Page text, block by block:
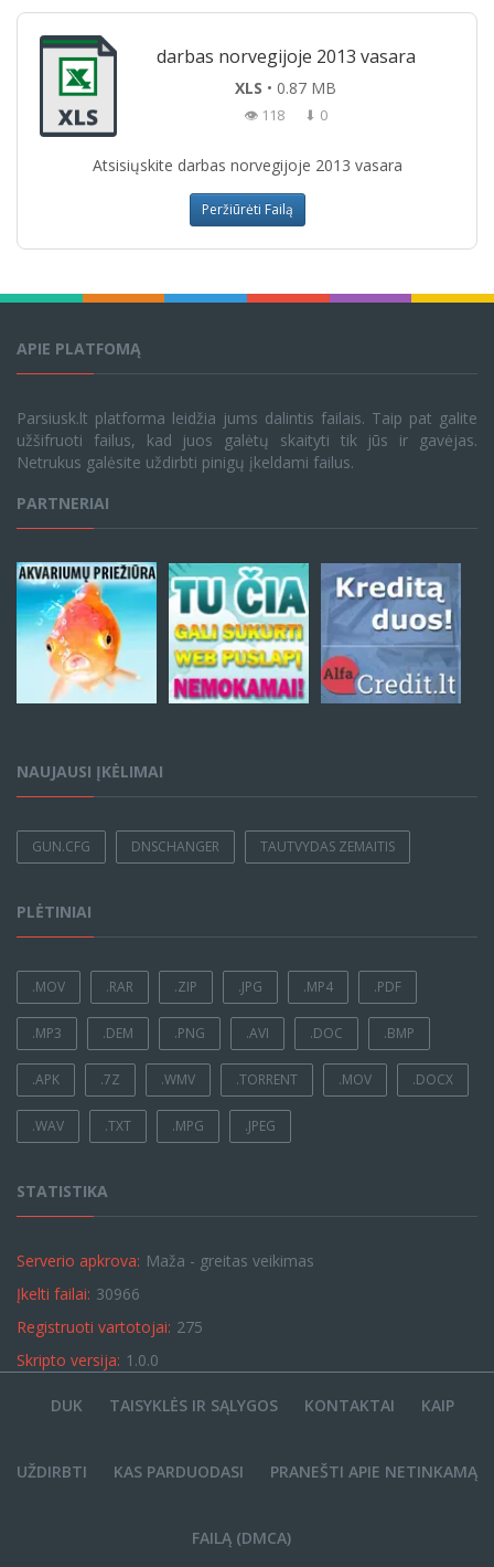
darbas norvegijoje 2013 vasara
XLS • 0.87 MB
👁 118 ⬇ 0
Atsisiųskite darbas norvegijoje 2013 vasara
Peržiūrėti Failą
APIE PLATFOMĄ
Parsiusk.lt platforma leidžia jums dalintis failais. Taip pat galite
užšifruoti failus, kad juos galėtų skaityti tik jūs ir gavėjas.
Netrukus galėsite uždirbti pinigų įkeldami failus.
PARTNERIAI
NAUJAUSI ĮKĖLIMAI
GUN.CFG DNSCHANGER TAUTVYDAS ZEMAITIS
PLĖTINIAI
.MOV .RAR .ZIP .JPG .MP4 .PDF
.MP3 .DEM .PNG .AVI .DOC .BMP
.APK .7Z .WMV .TORRENT .MOV .DOCX
.WAV .TXT .MPG .JPEG
STATISTIKA
Serverio apkrova: Maža - greitas veikimas
Įkelti failai: 30966
Registruoti vartotojai: 275
Skripto versija: 1.0.0
DUK TAISYKLĖS IR SĄLYGOS KONTAKTAI KAIP
UŽDIRBTI KAS PARDUODASI PRANEŠTI APIE NETINKAMĄ
FAILĄ (DMCA)